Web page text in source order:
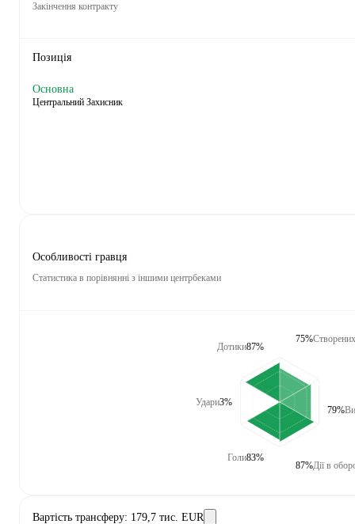
Закінчення контракту
Позиція
Основна
Центральний Захисник
Особливості гравця
Статистика в порівнянні з іншими центрбеками
Дотики87%
Удари3%
Голи83%
75%
79%
Дії в
87%
Вартість трансферу: 179,7 тис. EUR